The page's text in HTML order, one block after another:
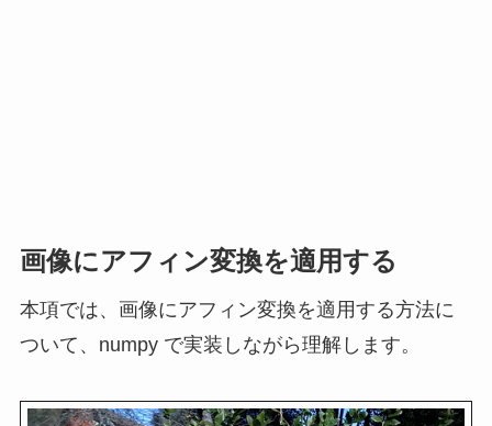
画像にアフィン変換を適用する
本項では、画像にアフィン変換を適用する方法に
ついて、numpy で実装しながら理解します。